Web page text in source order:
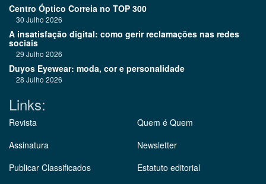
Centro Óptico Correia no TOP 300
30 Julho 2026
A insatisfação digital: como gerir reclamações nas redes
sociais
29 Julho 2026
Duyos Eyewear: moda, cor e personalidade
28 Julho 2026
Links:
Revista
Assinatura
Publicar Classificados
Quem é Quem
Newsletter
Estatuto editorial